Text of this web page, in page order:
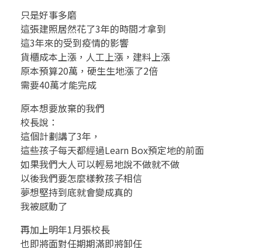
只是好事多磨
這張建照居然花了3年的時間才拿到
這3年來的受到疫情的影響
貨櫃成本上漲，人工上漲，建料上漲
原本預算20萬，硬生生地漲了2倍
需要40萬才能完成
原本想要放棄的我們
校長說：
這個計劃講了3年，
這些孩子每天都經過Learn Box預定地的前面
如果我們大人可以輕易地說不做就不做
以後我們要怎麼樣教孩子相信
夢想堅持到底就會變成真的
我被感動了
再加上明年1月張校長
也即將面對任期期滿即將卸任